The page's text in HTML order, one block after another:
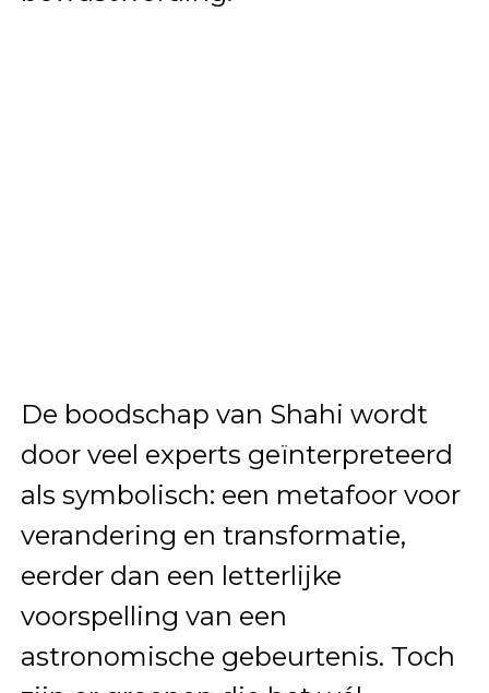
De boodschap van Shahi wordt
door veel experts geïnterpreteerd
als symbolisch: een metafoor voor
verandering en transformatie,
eerder dan een letterlijke
voorspelling van een
astronomische gebeurtenis. Toch